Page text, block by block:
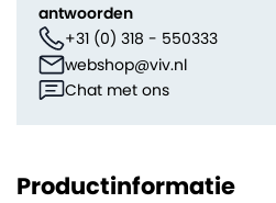
antwoorden
+31 (0) 318 - 550333
webshop@viv.nl
Chat met ons
Productinformatie